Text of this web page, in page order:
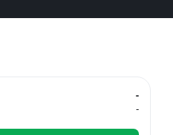
-
-